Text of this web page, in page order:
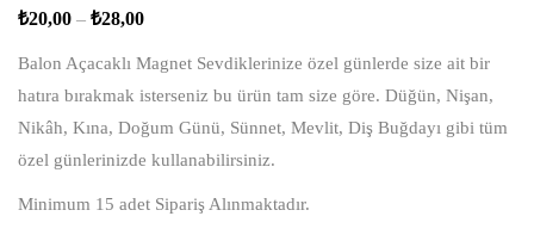
₺20,00 – ₺28,00
Balon Açacaklı Magnet Sevdiklerinize özel günlerde size ait bir
hatıra bırakmak isterseniz bu ürün tam size göre. Düğün, Nişan,
Nikâh, Kına, Doğum Günü, Sünnet, Mevlit, Diş Buğdayı gibi tüm
özel günlerinizde kullanabilirsiniz.
Minimum 15 adet Sipariş Alınmaktadır.